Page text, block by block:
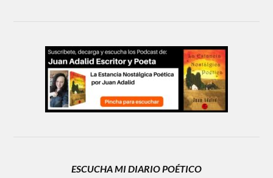
ESCUCHA MI DIARIO POÉTICO